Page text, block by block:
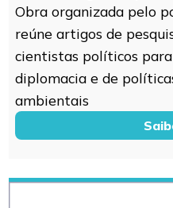
Obra organizada pelo
reúne artigos de
cientistas políticos
diplomacia e de
ambientais